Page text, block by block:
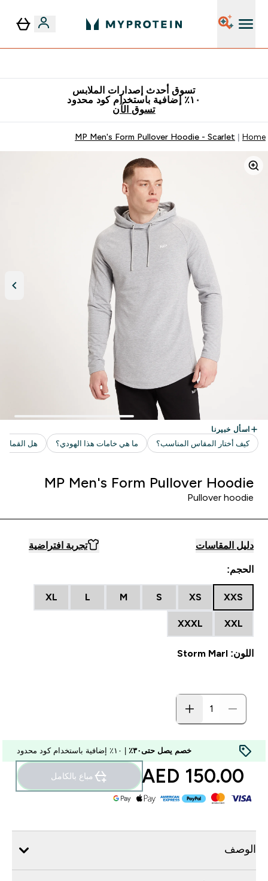
تسوق أحدث إصدارات الملابس
١٠٪ إضافية باستخدام كود محدود
تسوق الآن
Home
MP Men's Form Pullover Hoodie - Scarlet
MP Men's Form Pullover Hoodie
Pullover hoodie
دليل المقاسات تجربة افتراضية
الحجم:
XXS
XS
S
M
L
XL
XXL
XXXL
اللون: Storm Marl
خصم يصل حتى٣٠٪
150.00 AED‎ مباع بالكامل
الوصف